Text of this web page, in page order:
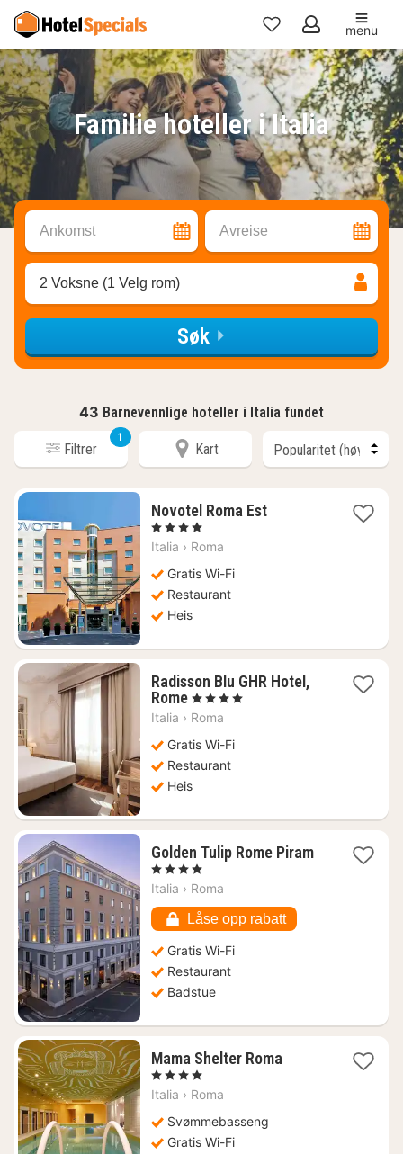
Mine
favoritter
menu
Familie hoteller i Italia
Ankomst Avreise
2 Voksne (1 Velg rom)
Søk
43 Barnevennlige hoteller i Italia fundet
Filtrer
1
Kart
Novotel Roma Est1
, 4 Stjerner
Italia › Roma
Gratis Wi-Fi
Restaurant
Heis
Radisson Blu GHR Hotel,
Rome1
natt
1255
kr.
, 4 Stjerner
Italia › Roma
Gratis Wi-Fi
Restaurant
Heis
Golden Tulip Rome Piram1
, 4 Stjerner
Italia › Roma
Låse opp rabatt
Gratis Wi-Fi
Restaurant
Badstue
Mama Shelter Roma1
, 4 Stjerner
Italia › Roma
Svømmebasseng
Gratis Wi-Fi